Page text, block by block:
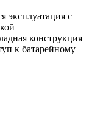
эксплуатация с
конструкция
к батарейному